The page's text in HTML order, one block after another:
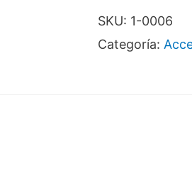
1/4"
cantidad
SKU: 1-0006
Categoría: